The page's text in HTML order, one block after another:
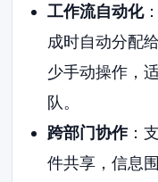
工作流自动化
成时自动分配
少手动操作，
队。
跨部门协作：
件共享，信息